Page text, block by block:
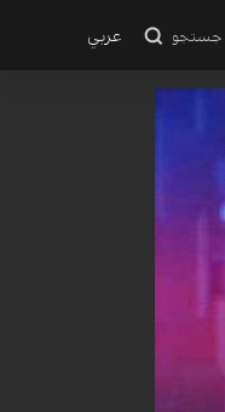
جستجو عربي